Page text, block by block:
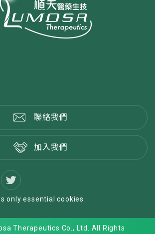
聯絡我們
加入我們
only essential cookies
Therapeutics Co., Ltd. All Rights